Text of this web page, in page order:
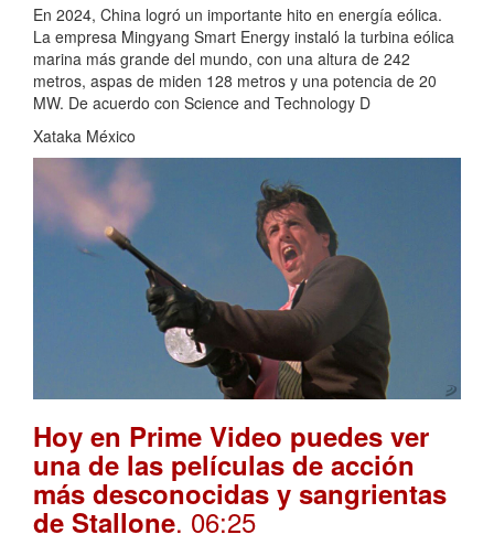
En 2024, China logró un importante hito en energía eólica.
La empresa Mingyang Smart Energy instaló la turbina eólica
marina más grande del mundo, con una altura de 242
metros, aspas de miden 128 metros y una potencia de 20
MW. De acuerdo con Science and Technology D
Xataka México
Hoy en Prime Video puedes ver
una de las películas de acción
más desconocidas y sangrientas
de Stallone. 06:25